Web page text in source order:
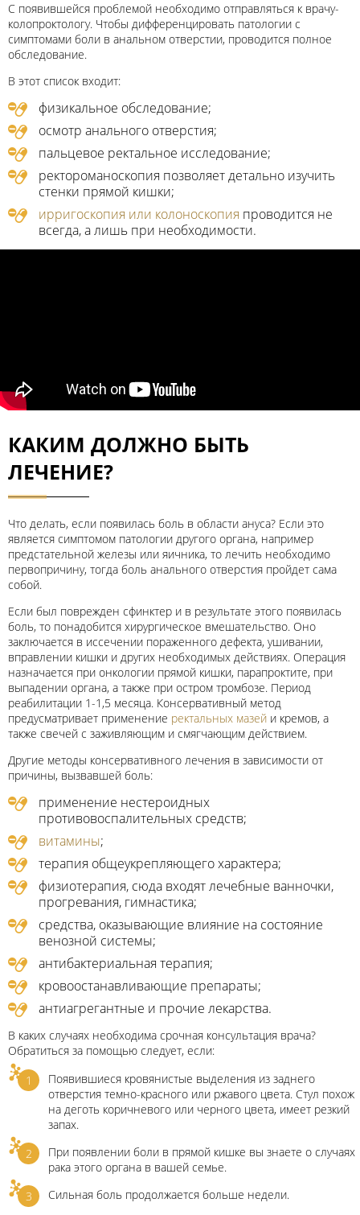
С появившейся проблемой необходимо отправляться к врачу-
колопроктологу. Чтобы дифференцировать патологии с
симптомами боли в анальном отверстии, проводится полное
обследование.
В этот список входит:
физикальное обследование;
осмотр анального отверстия;
пальцевое ректальное исследование;
ректороманоскопия позволяет детально изучить
стенки прямой кишки;
ирригоскопия или колоноскопия проводится не
всегда, а лишь при необходимости.
КАКИМ ДОЛЖНО БЫТЬ
ЛЕЧЕНИЕ?
Что делать, если появилась боль в области ануса? Если это
является симптомом патологии другого органа, например
предстательной железы или яичника, то лечить необходимо
первопричину, тогда боль анального отверстия пройдет сама
собой.
Если был поврежден сфинктер и в результате этого появилась
боль, то понадобится хирургическое вмешательство. Оно
заключается в иссечении пораженного дефекта, ушивании,
вправлении кишки и других необходимых действиях. Операция
назначается при онкологии прямой кишки, парапроктите, при
выпадении органа, а также при остром тромбозе. Период
реабилитации 1-1,5 месяца. Консервативный метод
предусматривает применение ректальных мазей и кремов, а
также свечей с заживляющим и смягчающим действием.
Другие методы консервативного лечения в зависимости от
причины, вызвавшей боль:
применение нестероидных
противовоспалительных средств;
витамины;
терапия общеукрепляющего характера;
физиотерапия, сюда входят лечебные ванночки,
прогревания, гимнастика;
средства, оказывающие влияние на состояние
венозной системы;
антибактериальная терапия;
кровоостанавливающие препараты;
антиагрегантные и прочие лекарства.
В каких случаях необходима срочная консультация врача?
Обратиться за помощью следует, если:
Появившиеся кровянистые выделения из заднего
отверстия темно-красного или ржавого цвета. Стул похож
на деготь коричневого или черного цвета, имеет резкий
запах.
При появлении боли в прямой кишке вы знаете о случаях
рака этого органа в вашей семье.
Сильная боль продолжается больше недели.